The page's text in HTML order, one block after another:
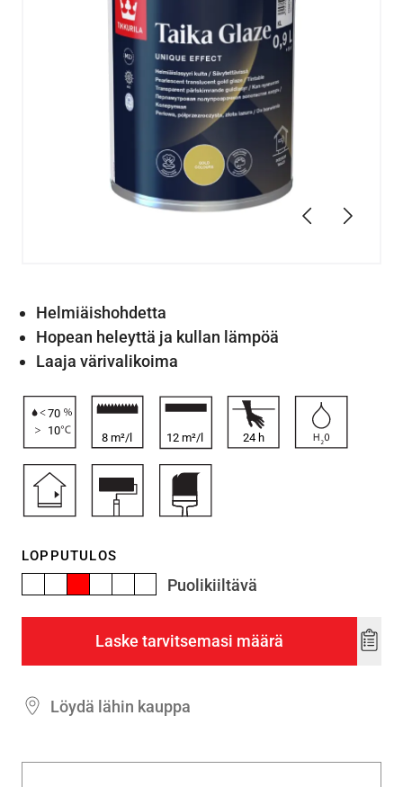
Edellinen
Helmiäishohdetta
Hopean heleyttä ja kullan lämpöä
Laaja värivalikoima
70
10
8 m²/l 12 m²/l 24 h
LOPPUTULOS
Puolikiiltävä
Laske tarvitsemasi määrä
Add
Löydä lähin kauppa